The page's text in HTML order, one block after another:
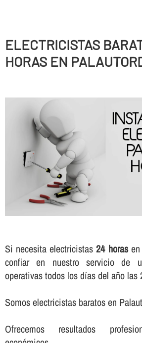
ELECTRICISTAS
HORAS EN
Si necesita electricistas24 horasen
confiar en nuestro servicio de
operativas todos los dí­as del año las
Somos electricistas baratos en
Ofrecemos resultados